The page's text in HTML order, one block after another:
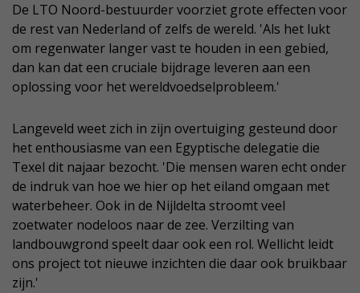
De LTO Noord-bestuurder voorziet grote effecten voor
de rest van Nederland of zelfs de wereld. 'Als het lukt
om regenwater langer vast te houden in een gebied,
dan kan dat een cruciale bijdrage leveren aan een
oplossing voor het wereldvoedselprobleem.'
Langeveld weet zich in zijn overtuiging gesteund door
het enthousiasme van een Egyptische delegatie die
Texel dit najaar bezocht. 'Die mensen waren echt onder
de indruk van hoe we hier op het eiland omgaan met
waterbeheer. Ook in de Nijldelta stroomt veel
zoetwater nodeloos naar de zee. Verzilting van
landbouwgrond speelt daar ook een rol. Wellicht leidt
ons project tot nieuwe inzichten die daar ook bruikbaar
zijn.'